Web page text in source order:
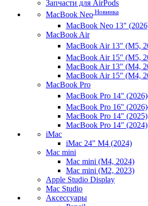
Запчасти для AirPods
MacBook Neo Новинка
MacBook Neo 13"
MacBook Air
MacBook Air 13" (M5,
MacBook Air 15" (M5,
MacBook Air 13" (M4,
MacBook Air 15" (M4,
MacBook Pro
MacBook Pro 14" (2026)
MacBook Pro 16" (2026)
MacBook Pro 14" (2025)
MacBook Pro 14" (2024)
iMac
iMac 24" M4 (2024)
Mac mini
Mac mini (M4, 2024)
Mac mini (M2, 2023)
Apple Studio Display
Mac Studio
Аксессуары